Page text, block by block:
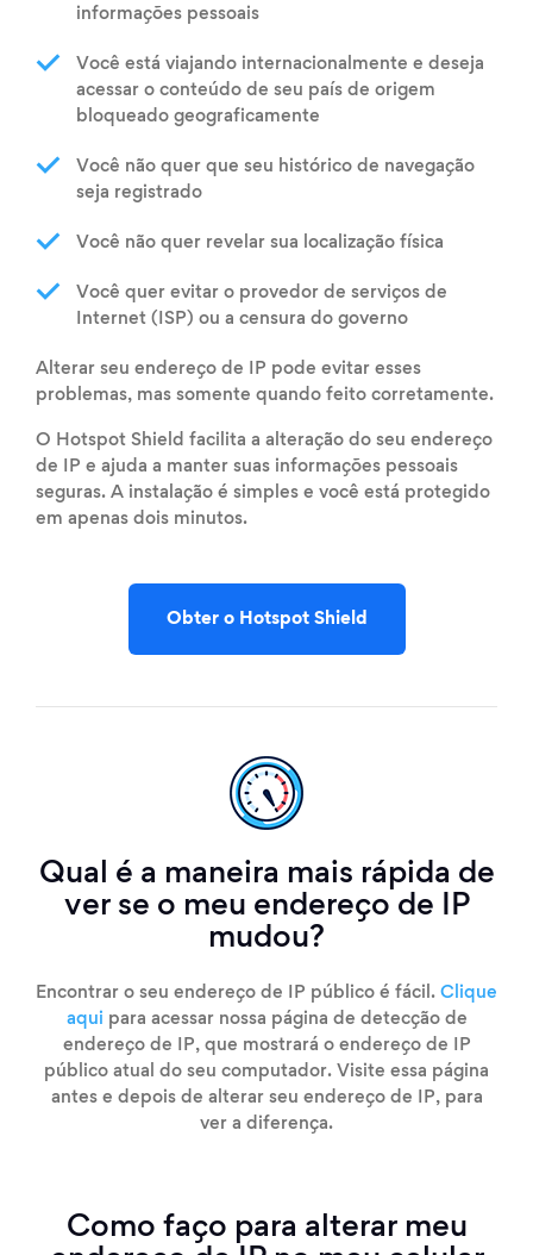
informações pessoais
Você está viajando internacionalmente e deseja
acessar o conteúdo de seu país de origem
bloqueado geograficamente
Você não quer que seu histórico de navegação
seja registrado
Você não quer revelar sua localização física
Você quer evitar o provedor de serviços de
Internet (ISP) ou a censura do governo
Alterar seu endereço de IP pode evitar esses
problemas, mas somente quando feito corretamente.
O Hotspot Shield facilita a alteração do seu endereço
de IP e ajuda a manter suas informações pessoais
seguras. A instalação é simples e você está protegido
em apenas dois minutos.
Obter o Hotspot Shield
Qual é a maneira mais rápida de
ver se o meu endereço de IP
mudou?
Encontrar o seu endereço de IP público é fácil. Clique
aqui para acessar nossa página de detecção de
endereço de IP, que mostrará o endereço de IP
público atual do seu computador. Visite essa página
antes e depois de alterar seu endereço de IP, para
ver a diferença.
Como faço para alterar meu